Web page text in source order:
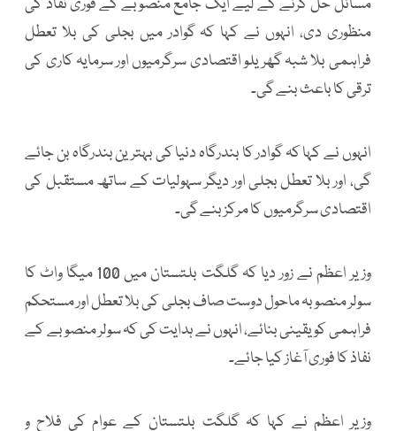
مسائل حل کرنے کے لیے ایک جامع منصوبے کے فوری نفاذ کی
منظوری دی، انہوں نے کہا کہ گوادر میں بجلی کی بلا تعطل
فراہمی بلا شبہ گھریلو اقتصادی سرگرمیوں اور سرمایہ کاری کی
ترقی کا باعث بنے گی۔
انہوں نے کہا کہ گوادر کا بندرگاہ دنیا کی بہترین بندرگاہ بن جائے
گی، اور بلا تعطل بجلی اور دیگر سہولیات کے ساتھ مستقبل کی
اقتصادی سرگرمیوں کا مرکز بنے گی۔
وزیر اعظم نے زور دیا کہ گلگت بلتستان میں 100 میگا واٹ کا
سولر منصوبہ ماحول دوست صاف بجلی کی بلا تعطل اور مستحکم
فراہمی کو یقینی بنائے، انہوں نے ہدایت کی کہ سولر منصوبے کے
نفاذ کا فوری آغاز کیا جائے۔
وزیر اعظم نے کہا کہ گلگت بلتستان کے عوام کی فلاح و